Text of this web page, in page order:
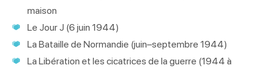
maison
Le Jour J (6 juin 1944)
La Bataille de Normandie (juin–septembre 1944)
La Libération et les cicatrices de la guerre (1944 à